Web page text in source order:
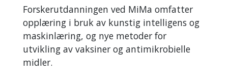
Forskerutdanningen ved MiMa omfatter
opplæring i bruk av kunstig intelligens og
maskinlæring, og nye metoder for
utvikling av vaksiner og antimikrobielle
midler.